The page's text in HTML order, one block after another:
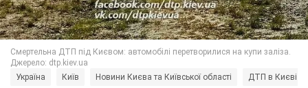
Україна Київ Новини Києва та Київської області ДТП в Києві